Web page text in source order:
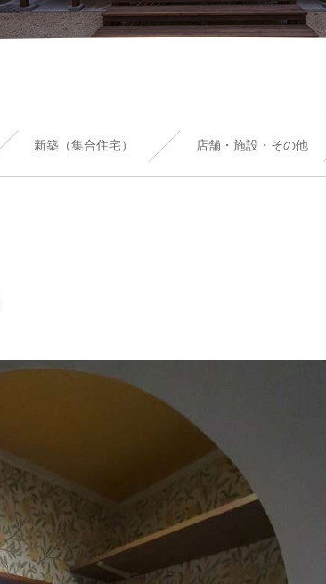
新築（集合住宅） 店舗・施設・その他